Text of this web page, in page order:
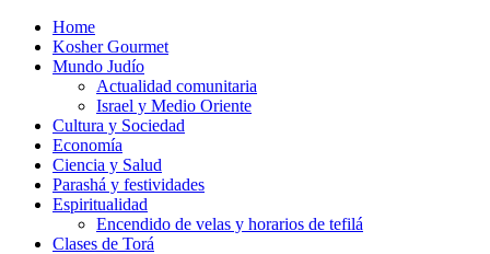
Home
Kosher Gourmet
Mundo Judío
Actualidad comunitaria
Israel y Medio Oriente
Cultura y Sociedad
Economía
Ciencia y Salud
Parashá y festividades
Espiritualidad
Encendido de velas y horarios de tefilá
Clases de Torá